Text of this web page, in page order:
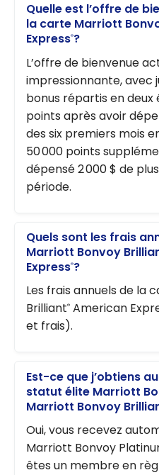
Quelle est l’offre de
la carte Marriott
Express®?
L’offre de bienvenue
impressionnante, avec
bonus répartis en deux
points après avoir
des six premiers mois
50 000 points
dépensé 2 000 $ de
période.
Quels sont les frais
Marriott Bonvoy
Express®?
Les frais annuels de la
Brilliant® American
et frais).
Est-ce que j’obtiens
statut élite Marriott
Marriott Bonvoy
Oui, vous recevez
Marriott Bonvoy
êtes un membre en